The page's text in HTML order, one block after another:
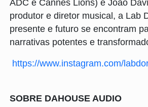
ADC e Cannes Lions) e João
produtor e diretor musical, a Lab
presente e futuro se encontram
narrativas potentes e
https://www.instagram.com/
SOBRE DAHOUSE AUDIO